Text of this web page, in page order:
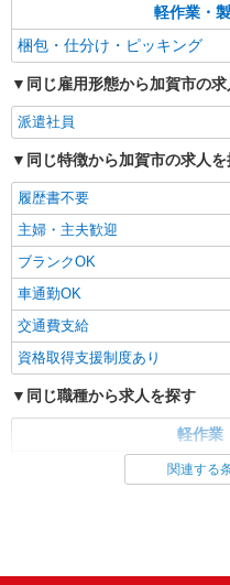
軽作業・
梱包・仕分け・ピッキング
同じ雇用形態から加賀市の
派遣社員
同じ特徴から加賀市の求人
履歴書不要
主婦・主夫歓迎
ブランクOK
車通勤OK
交通費支給
資格取得支援制度あり
同じ職種から求人を探す
軽作業
梱包・仕分け・ピッキング
交通費支給
関連する